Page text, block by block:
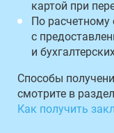
картой при
По расчетному
с
и
Способы
смотрите в
Как получить